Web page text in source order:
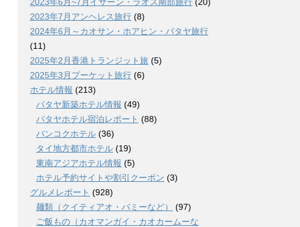
2023年7月アンヘレス旅行 (8)
2024年6月～カオサン・ホアヒン・パタヤ旅行
(11)
2025年2月香港トランジット旅 (5)
2025年3月プーケット旅行 (6)
ホテル情報 (213)
パタヤ新築ホテル情報 (49)
パタヤホテル宿泊レポート (88)
バンコクホテル (36)
タイ地方都市ホテル (19)
東南アジアホテル情報 (5)
ホテル予約サイトや割引クーポン (3)
グルメレポート (928)
麺類（クイティアオ・バミーなど）
(97)
ご飯もの（カオマンガイ・カオカームーな